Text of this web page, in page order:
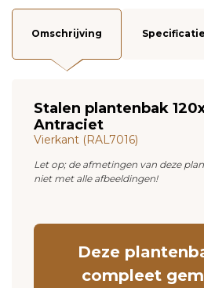
Omschrijving
Stalen plantenbak
Antraciet
Vierkant (RAL7016)
Let op; de afmetingen van deze
niet met alle afbeeldingen!
Deze
compleet